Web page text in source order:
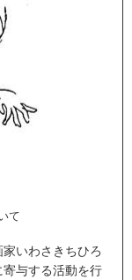
て
いわさきちひろ
与する活動を行